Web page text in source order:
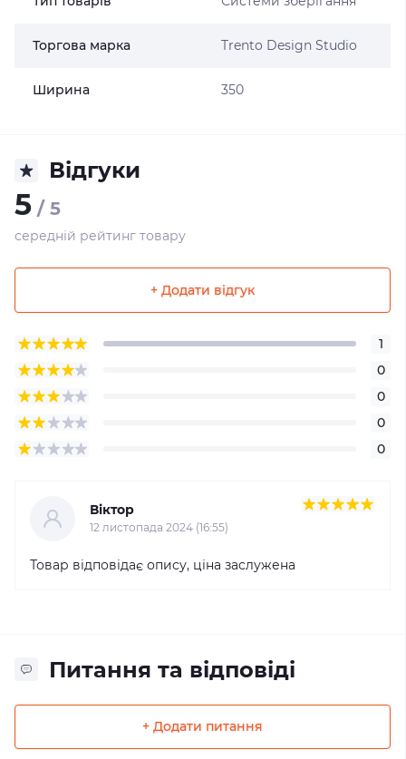
Торгова марка Trento Design Studio
Ширина 350
Відгуки
5 / 5
середній рейтинг товару
+ Додати відгук
1
0
0
0
0
Віктор
12 листопада 2024 (16:55)
Товар відповідає опису, ціна заслужена
Питання та відповіді
+ Додати питання